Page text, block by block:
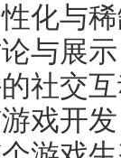
化与
与展
社交
戏开